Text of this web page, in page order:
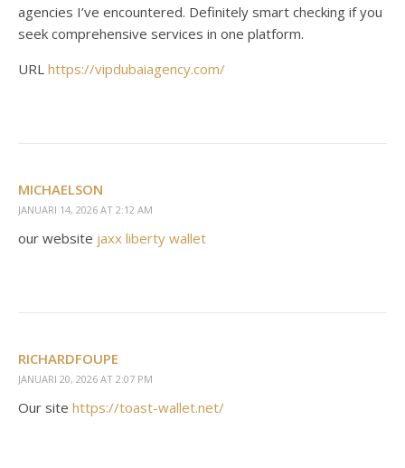
agencies I’ve encountered. Definitely smart checking if you
seek comprehensive services in one platform.
URL https://vipdubaiagency.com/
MICHAELSON
JANUARI 14, 2026 AT 2:12 AM
our website jaxx liberty wallet
RICHARDFOUPE
JANUARI 20, 2026 AT 2:07 PM
Our site https://toast-wallet.net/